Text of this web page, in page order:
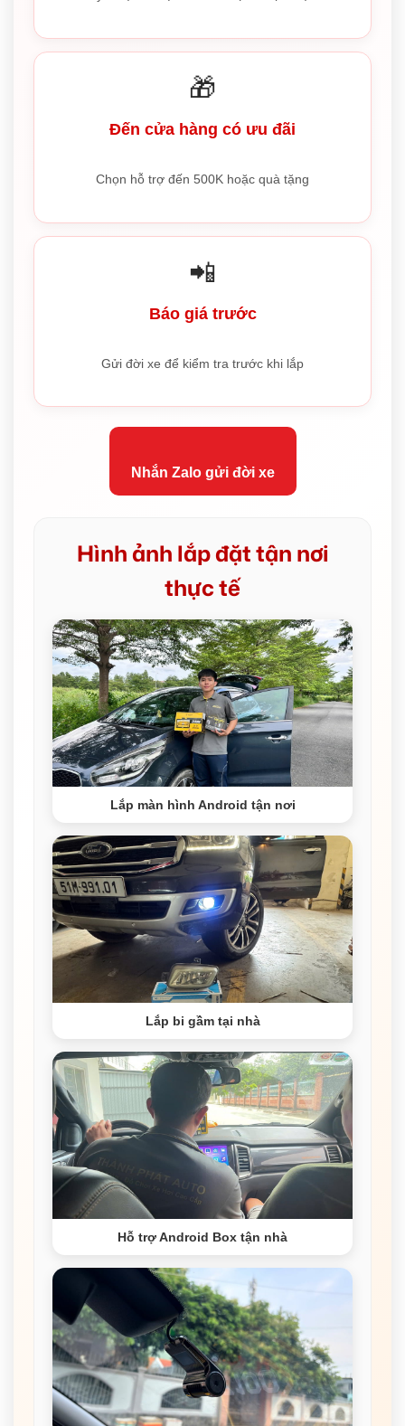
🎁
Đến cửa hàng có ưu đãi
Chọn hỗ trợ đến 500K hoặc quà tặng
📲
Báo giá trước
Gửi đời xe để kiểm tra trước khi lắp
Nhắn Zalo gửi đời xe
Hình ảnh lắp đặt tận nơi
thực tế
Lắp màn hình Android tận nơi
Lắp bi gầm tại nhà
Hỗ trợ Android Box tận nhà